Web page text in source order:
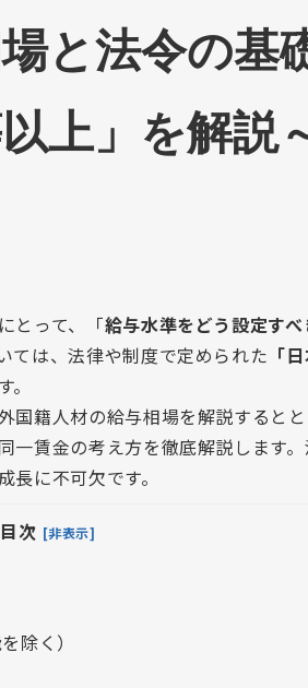
と法令の基
上」を解説
とって、「給与水準をどう設定すべ
ては、法律や制度で定められた 「
国籍人材の給与相場を解説すると
一賃金の考え方を徹底解説します
に不可欠です。
目次 [非表示]
除く）